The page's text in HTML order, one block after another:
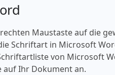
Maustaste auf die
Schriftart in Microsoft
von Microsoft
auf Ihr Dokument an.